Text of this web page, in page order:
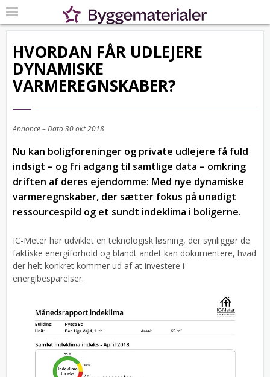
HVORDAN FÅR UDLEJERE
DYNAMISKE
VARMEREGNSKABER?
Annonce – Dato30 okt 2018
Nu kan boligforeninger og private udlejere få fuld
indsigt – og fri adgang til samtlige data – omkring
driften af deres ejendomme: Med nye dynamiske
varmeregnskaber, der sætter fokus på unødigt
ressourcespild og et sundt indeklima i boligerne.
IC-Meter har udviklet en teknologisk løsning, der synliggør de
faktiske energiforhold og blandt andet kan dokumentere, hvad
der helt konkret kommer ud af at investere i
energibesparelser.